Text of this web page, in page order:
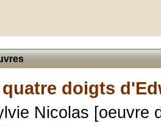
doigts
Nicolas [oeuvre